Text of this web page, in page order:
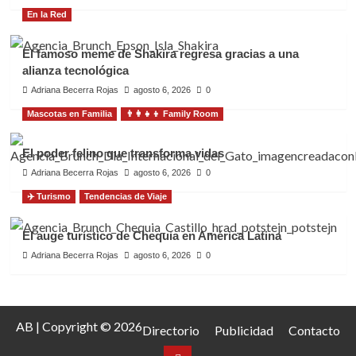
En la Red
El famoso meme de Shakira regresa gracias a una
alianza tecnológica
Adriana Becerra Rojas agosto 6, 2026 0
Mascotas en Familia 👨‍👩‍👧‍👦 Family Room
El poder felino que transforma vidas
Adriana Becerra Rojas agosto 6, 2026 0
✈️ Turismo Tendencias de Viaje
El auge turístico de Chequia en América Latina
Adriana Becerra Rojas agosto 6, 2026 0
AB | Copyright © 2026Directorio Publicidad Contacto